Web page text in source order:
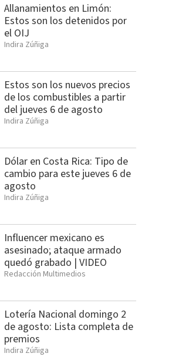
Allanamientos en Limón:
Estos son los detenidos por
el OIJ
Indira Zúñiga
Estos son los nuevos precios
de los combustibles a partir
del jueves 6 de agosto
Indira Zúñiga
Dólar en Costa Rica: Tipo de
cambio para este jueves 6 de
agosto
Indira Zúñiga
Influencer mexicano es
asesinado; ataque armado
quedó grabado | VIDEO
Redacción Multimedios
Lotería Nacional domingo 2
de agosto: Lista completa de
premios
Indira Zúñiga